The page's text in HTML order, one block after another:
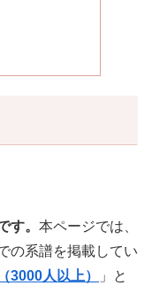
す。 本ページでは、
の系譜を掲載してい
3000人以上）
」と